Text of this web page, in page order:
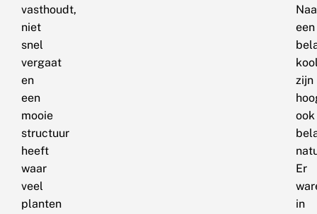
vasthoudt,
niet
snel
vergaat
en
een
mooie
structuur
heeft
waar
veel
planten
een
zijn
ook
Er
in